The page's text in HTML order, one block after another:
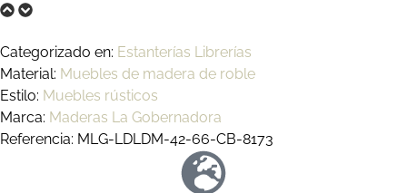
Categorizado en: Estanterías Librerías
Material: Muebles de madera de roble
Estilo: Muebles rústicos
Marca: Maderas La Gobernadora
Referencia: MLG-LDLDM-42-66-CB-8173